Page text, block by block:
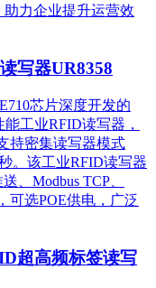
力企业提升运营效
写器UR8358
芯片深度开发的
工业RFID读写器，
持密集读写器模式
。该工业RFID读写器
、Modbus TCP、
可选POE供电，广泛
超高频标签读写